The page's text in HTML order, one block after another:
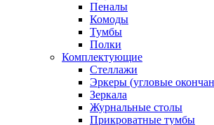
Пеналы
Комоды
Тумбы
Полки
Комплектующие
Стеллажи
Эркеры (угловые
Зеркала
Журнальные столы
Прикроватные тумбы